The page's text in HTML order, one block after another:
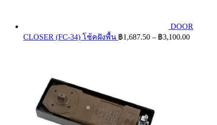
DOOR
CLOSER (FC-34) โช้คฝังพื้น ฿1,687.50 – ฿3,100.00Price